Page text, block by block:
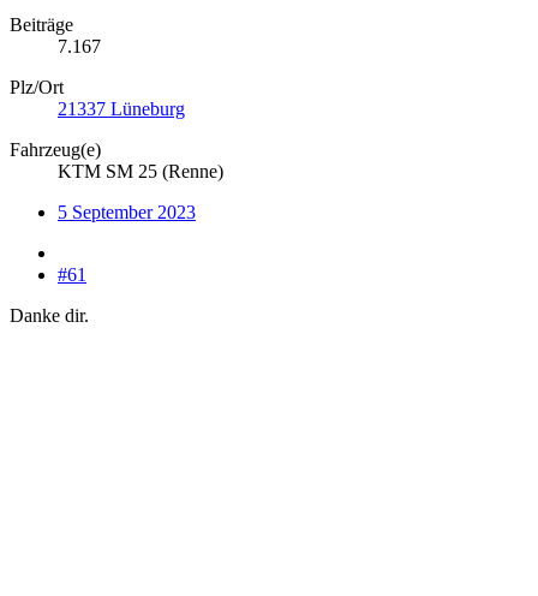
Beiträge
7.167
Plz/Ort
21337 Lüneburg
Fahrzeug(e)
KTM SM 25 (Renne)
5 September 2023
#61
Danke dir.